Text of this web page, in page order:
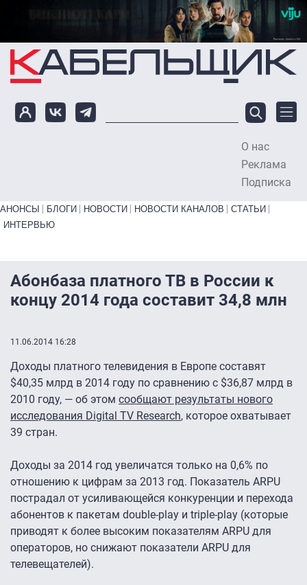
Перейти к основному содержанию
О нас
Реклама
Подписка
Primary links bottom
АНОНСЫ БЛОГИ НОВОСТИ НОВОСТИ КАНАЛОВ
СТАТЬИ
ИНТЕРВЬЮ
Абонбаза платного ТВ в России к
концу 2014 года составит 34,8 млн
11.06.2014 16:28
Доходы платного телевидения в Европе составят
$40,35 млрд в 2014 году по сравнению с $36,87 млрд в
2010 году, — об этом сообщают результаты нового
исследования Digital TV Research, которое охватывает
39 стран.
Доходы за 2014 год увеличатся только на 0,6% по
отношению к цифрам за 2013 год. Показатель ARPU
пострадал от усиливающейся конкуренции и перехода
абонентов к пакетам double-play и triple-play (которые
приводят к более высоким показателям ARPU для
операторов, но снижают показатели ARPU для
телевещателей).